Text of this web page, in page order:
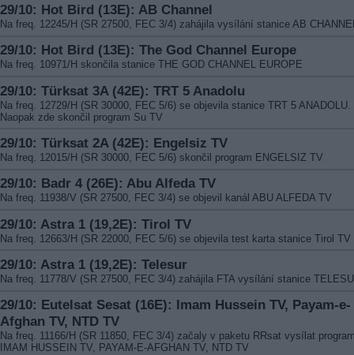
29/10: Hot Bird (13E): AB Channel
Na freq. 12245/H (SR 27500, FEC 3/4) zahájila vysílání stanice AB
29/10: Hot Bird (13E): The God Channel Europe
Na freq. 10971/H skončila stanice THE GOD CHANNEL EUROPE
29/10: Türksat 3A (42E): TRT 5 Anadolu
Na freq. 12729/H (SR 30000, FEC 5/6) se objevila stanice TRT 5 ANADOLU.
Naopak zde skončil program Su TV
29/10: Türksat 2A (42E): Engelsiz TV
Na freq. 12015/H (SR 30000, FEC 5/6) skončil program ENGELSIZ TV
29/10: Badr 4 (26E): Abu Alfeda TV
Na freq. 11938/V (SR 27500, FEC 3/4) se objevil kanál ABU ALFEDA TV
29/10: Astra 1 (19,2E): Tirol TV
Na freq. 12663/H (SR 22000, FEC 5/6) se objevila test karta stanice Tirol TV
29/10: Astra 1 (19,2E): Telesur
Na freq. 11778/V (SR 27500, FEC 3/4) zahájila FTA vysílání stanice
29/10: Eutelsat Sesat (16E): Imam Hussein TV, Payam-e-
Afghan TV, NTD TV
Na freq. 11166/H (SR 11850, FEC 3/4) začaly v paketu RRsat vysílat
IMAM HUSSEIN TV, PAYAM-E-AFGHAN TV, NTD TV